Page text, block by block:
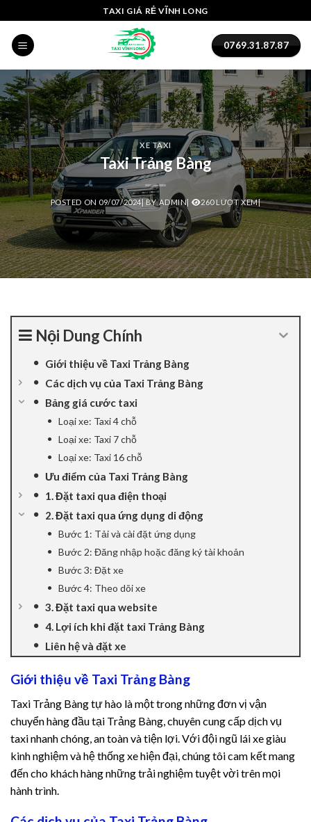
to
content
TAXI GIÁ RẺ VĨNH LONG
0769.31.87.87
XE TAXI
Taxi Trảng Bàng
POSTED ON 09/07/2024| BYADMIN| 260 LƯỢT XEM|
Nội Dung Chính
Giới thiệu về Taxi Trảng Bàng
Các dịch vụ của Taxi Trảng Bàng
Bảng giá cước taxi
Loại xe: Taxi 4 chỗ
Loại xe: Taxi 7 chỗ
Loại xe: Taxi 16 chỗ
Ưu điểm của Taxi Trảng Bàng
1. Đặt taxi qua điện thoại
2. Đặt taxi qua ứng dụng di động
Bước 1: Tải và cài đặt ứng dụng
Bước 2: Đăng nhập hoặc đăng ký tài khoản
Bước 3: Đặt xe
Bước 4: Theo dõi xe
3. Đặt taxi qua website
4. Lợi ích khi đặt taxi Trảng Bàng
Liên hệ và đặt xe
Giới thiệu về Taxi Trảng Bàng
Taxi Trảng Bàng tự hào là một trong những đơn vị vận
chuyển hàng đầu tại Trảng Bàng, chuyên cung cấp dịch vụ
taxi nhanh chóng, an toàn và tiện lợi. Với đội ngũ lái xe giàu
kinh nghiệm và hệ thống xe hiện đại, chúng tôi cam kết mang
đến cho khách hàng những trải nghiệm tuyệt vời trên mọi
hành trình.